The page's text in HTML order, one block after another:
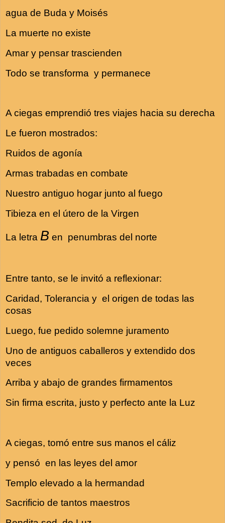
agua de Buda y Moisés
La muerte no existe
Amar y pensar trascienden
Todo se transforma y permanece
A ciegas emprendió tres viajes hacia su derecha
Le fueron mostrados:
Ruidos de agonía
Armas trabadas en combate
Nuestro antiguo hogar junto al fuego
Tibieza en el útero de la Virgen
La letra B en penumbras del norte
Entre tanto, se le invitó a reflexionar:
Caridad, Tolerancia y el origen de todas las
cosas
Luego, fue pedido solemne juramento
Uno de antiguos caballeros y extendido dos
veces
Arriba y abajo de grandes firmamentos
Sin firma escrita, justo y perfecto ante la Luz
A ciegas, tomó entre sus manos el cáliz
y pensó en las leyes del amor
Templo elevado a la hermandad
Sacrificio de tantos maestros